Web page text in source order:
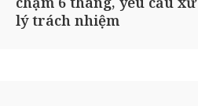
lý trách nhiệm